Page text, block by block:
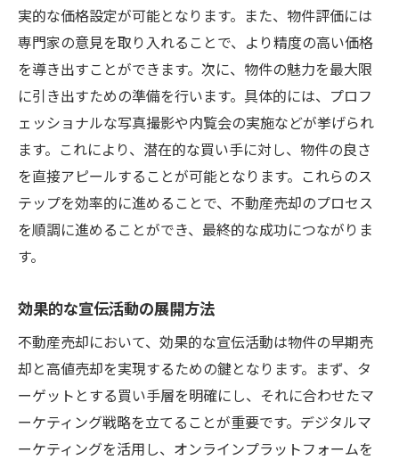
実的な価格設定が可能となります。また、物件評価には
専門家の意見を取り入れることで、より精度の高い価格
を導き出すことができます。次に、物件の魅力を最大限
に引き出すための準備を行います。具体的には、プロフ
ェッショナルな写真撮影や内覧会の実施などが挙げられ
ます。これにより、潜在的な買い手に対し、物件の良さ
を直接アピールすることが可能となります。これらのス
テップを効率的に進めることで、不動産売却のプロセス
を順調に進めることができ、最終的な成功につながりま
す。
効果的な宣伝活動の展開方法
不動産売却において、効果的な宣伝活動は物件の早期売
却と高値売却を実現するための鍵となります。まず、タ
ーゲットとする買い手層を明確にし、それに合わせたマ
ーケティング戦略を立てることが重要です。デジタルマ
ーケティングを活用し、オンラインプラットフォームを